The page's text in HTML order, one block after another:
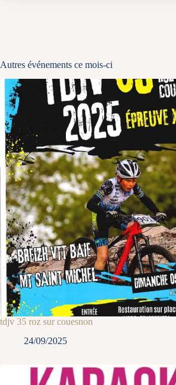
Autres événements ce mois-ci
tdjv 35 roz sur couesnon
24/09/2025